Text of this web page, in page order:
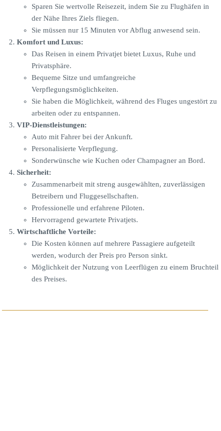
Sparen Sie wertvolle Reisezeit, indem Sie zu Flughäfen in
der Nähe Ihres Ziels fliegen.
Sie müssen nur 15 Minuten vor Abflug anwesend sein.
Komfort und Luxus:
Das Reisen in einem Privatjet bietet Luxus, Ruhe und
Privatsphäre.
Bequeme Sitze und umfangreiche
Verpflegungsmöglichkeiten.
Sie haben die Möglichkeit, während des Fluges ungestört zu
arbeiten oder zu entspannen.
VIP-Dienstleistungen:
Auto mit Fahrer bei der Ankunft.
Personalisierte Verpflegung.
Sonderwünsche wie Kuchen oder Champagner an Bord.
Sicherheit:
Zusammenarbeit mit streng ausgewählten, zuverlässigen
Betreibern und Fluggesellschaften.
Professionelle und erfahrene Piloten.
Hervorragend gewartete Privatjets.
Wirtschaftliche Vorteile:
Die Kosten können auf mehrere Passagiere aufgeteilt
werden, wodurch der Preis pro Person sinkt.
Möglichkeit der Nutzung von Leerflügen zu einem Bruchteil
des Preises.